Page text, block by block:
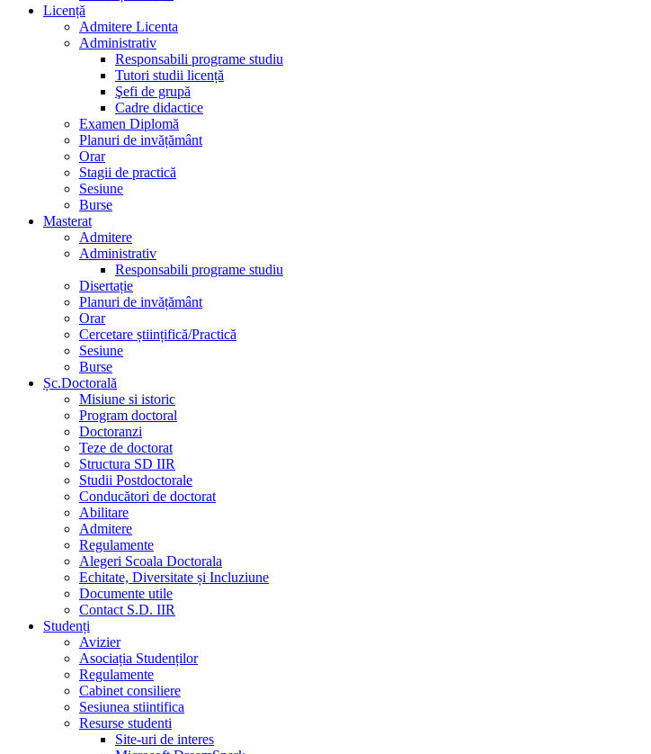
Licență
Admitere Licenta
Administrativ
Responsabili programe studiu
Tutori studii licență
Şefi de grupă
Cadre didactice
Examen Diplomă
Planuri de invățământ
Orar
Stagii de practică
Sesiune
Burse
Masterat
Admitere
Administrativ
Responsabili programe studiu
Disertație
Planuri de invățământ
Orar
Cercetare științifică/Practică
Sesiune
Burse
Șc.Doctorală
Misiune si istoric
Program doctoral
Doctoranzi
Teze de doctorat
Structura SD IIR
Studii Postdoctorale
Conducători de doctorat
Abilitare
Admitere
Regulamente
Alegeri Scoala Doctorala
Echitate, Diversitate și Incluziune
Documente utile
Contact S.D. IIR
Studenți
Avizier
Asociația Studenților
Regulamente
Cabinet consiliere
Sesiunea stiintifica
Resurse studenti
Site-uri de interes